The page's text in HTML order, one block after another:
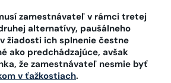
zamestnávateľ v rámci tretej
alternatívy, paušálneho
žiadosti ich splnenie čestne
ako predchádzajúce, avšak
že zamestnávateľ nesmie byť
v ťažkostiach.